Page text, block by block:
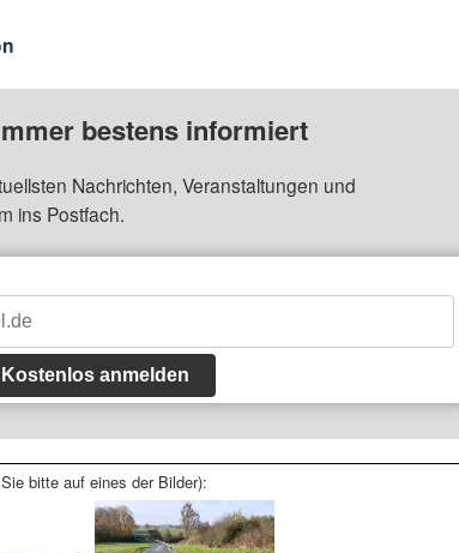
bestens informiert
Nachrichten, Veranstaltungen und
ins Postfach.
Kostenlos anmelden
bitte auf eines der Bilder):